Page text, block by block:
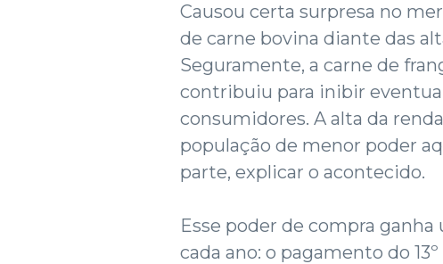
Causou certa surpresa no
de carne bovina diante das
Seguramente, a carne de
contribuiu para inibir
consumidores. A alta da
população de menor poder
parte, explicar o acontecido.
Esse poder de compra
cada ano: o pagamento do